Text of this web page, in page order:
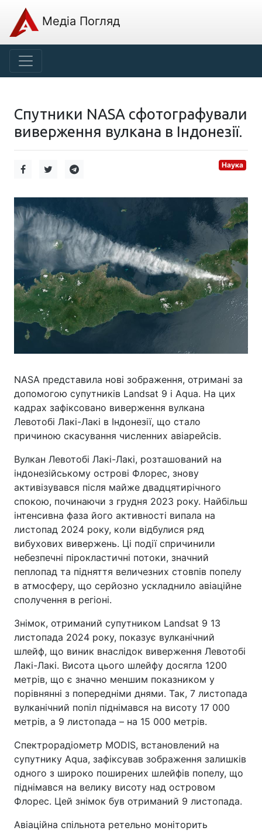
Медіа Погляд
Спутники NASA сфотографували
виверження вулкана в Індонезії.
Наука
NASA представила нові зображення, отримані за
допомогою супутників Landsat 9 і Aqua. На цих
кадрах зафіксовано виверження вулкана
Левотобі Лакі-Лакі в Індонезії, що стало
причиною скасування численних авіарейсів.
Вулкан Левотобі Лакі-Лакі, розташований на
індонезійському острові Флорес, знову
активізувався після майже двадцятирічного
спокою, починаючи з грудня 2023 року. Найбільш
інтенсивна фаза його активності випала на
листопад 2024 року, коли відбулися ряд
вибухових вивержень. Ці події спричинили
небезпечні пірокластичні потоки, значний
пеплопад та підняття величезних стовпів попелу
в атмосферу, що серйозно ускладнило авіаційне
сполучення в регіоні.
Знімок, отриманий супутником Landsat 9 13
листопада 2024 року, показує вулканічний
шлейф, що виник внаслідок виверження Левотобі
Лакі-Лакі. Висота цього шлейфу досягла 1200
метрів, що є значно меншим показником у
порівнянні з попередніми днями. Так, 7 листопада
вулканічний попіл піднімався на висоту 17 000
метрів, а 9 листопада – на 15 000 метрів.
Спектрорадіометр MODIS, встановлений на
супутнику Aqua, зафіксував зображення залишків
одного з широко поширених шлейфів попелу, що
піднімався на велику висоту над островом
Флорес. Цей знімок був отриманий 9 листопада.
Авіаційна спільнота ретельно моніторить